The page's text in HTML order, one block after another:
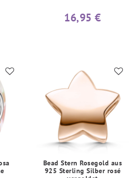
16,95 €
Bead Stern Rosegold aus
925 Sterling Silber rosé